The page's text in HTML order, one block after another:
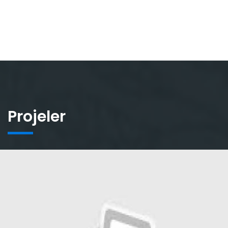
Projeler